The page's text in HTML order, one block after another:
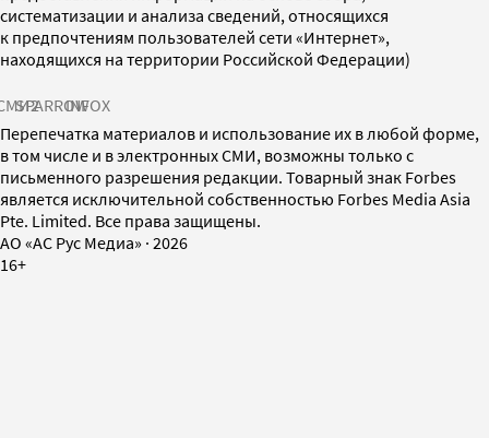
систематизации и анализа сведений, относящихся
к предпочтениям пользователей сети «Интернет»,
находящихся на территории Российской Федерации)
SPARROWINFOX
Перепечатка материалов и использование их в любой форме,
в том числе и в электронных СМИ, возможны только с
письменного разрешения редакции. Товарный знак Forbes
является исключительной собственностью Forbes Media Asia
Pte. Limited. Все права защищены.
AO «АС Рус Медиа» · 2026
16+